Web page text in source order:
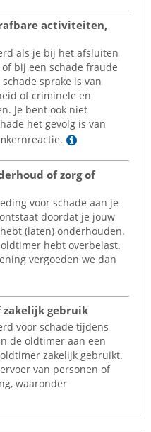
activiteiten,
als je bij het afsluiten
bij een schade fraude
sprake is van
of criminele en
Je bent ook niet
het gevolg is van
Lees meer
of zorg of
voor schade aan je
doordat je jouw
(laten) onderhouden.
hebt overbelast.
vergoeden we dan
zakelijk gebruik
voor schade tijdens
de oldtimer aan een
zakelijk gebruikt.
van personen of
waaronder